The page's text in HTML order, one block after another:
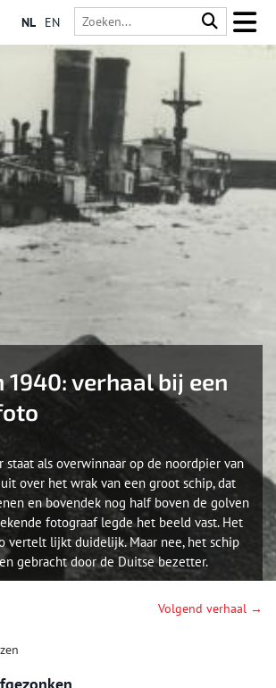
NL EN
1940: verhaal bij een
als overwinnaar op de noordpier van
over het wrak van een groot schip, dat
en bovendek nog half boven de golven
fotograaf legde het beeld vast. Het
vertelt lijkt duidelijk. Maar nee, het schip
gebracht door de Duitse bezetter.
Volgend verhaal →